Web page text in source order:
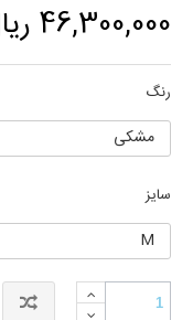
46,300,000 ریال
رنگ
سایز